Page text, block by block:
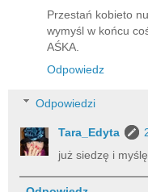
Przestań kobieto
wymyśl w końcu
AŚKA.
Odpowiedz
Odpowiedzi
Tara_Edyta
już siedzę i